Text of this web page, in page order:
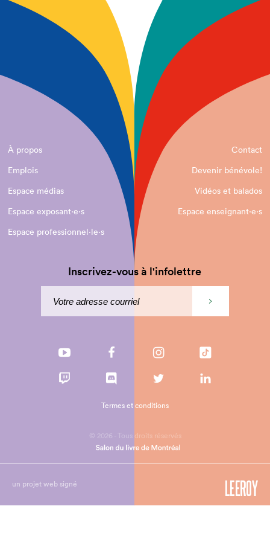
À propos
Contact
Emplois
Devenir bénévole!
Espace médias
Vidéos et balados
Espace exposant·e⋅s
Espace enseignant·e⋅s
Espace professionnel·le⋅s
Inscrivez-vous à l'infolettre
© 2026 - Tous droits réservés
Termes et conditions
un projet web signé